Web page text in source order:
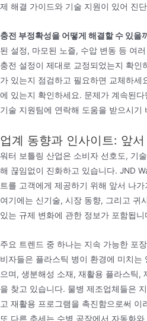
제 해결 가이드와 기술 지원이 있어 진
충전 부정확성을 어떻게 해결할 수 있을
된 설정, 마모된 노즐, 수압 변동 등 여
충전 설정이 제대로 교정되었는지 확인
가 있는지 점검하고 필요하면 교체하세
에 있는지 확인하세요. 문제가 계속된
기술 지원팀에 연락해 도움을 받으시기
업계 동향과 인사이트: 앞서
워터 보틀링 산업은 소비자 선호도, 기
해 끊임없이 진화하고 있습니다. JND
트를 고객에게 제공하기 위해 앞서 나
여기에는 신기술, 시장 동향, 그리고 귀
있는 규제 변화에 관한 정보가 포함됩니
주요 트렌드 중 하나는 지속 가능한 포
비자들은 플라스틱 병이 환경에 미치는
으며, 생분해성 소재, 재활용 플라스틱,
을 찾고 있습니다. 물병 제조업체들은
고 재활용 프로그램을 촉진함으로써 이
또 다른 추세는 수병 공장에서 자동화